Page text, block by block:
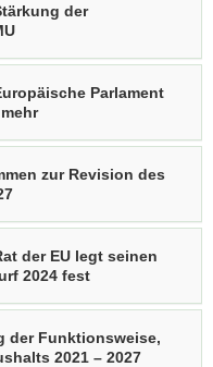
der
Parlament
zur Revision des
der EU legt seinen
2024 fest
der Funktionsweise,
2021 – 2027